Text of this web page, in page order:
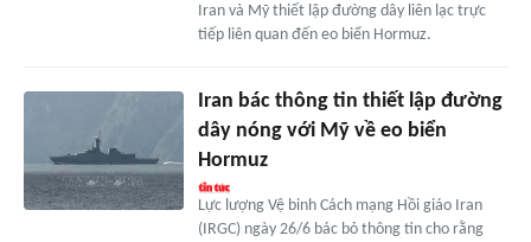
Iran và Mỹ thiết lập đường dây liên lạc trực
tiếp liên quan đến eo biển Hormuz.
Iran bác thông tin thiết lập đường
dây nóng với Mỹ về eo biển
Hormuz
Lực lượng Vệ binh Cách mạng Hồi giáo Iran
(IRGC) ngày 26/6 bác bỏ thông tin cho rằng